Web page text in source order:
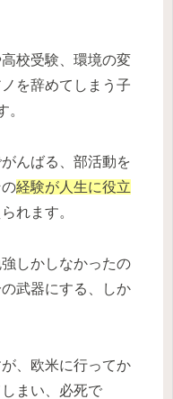
校受験、環境の変
を辞めてしまう子
。
んばる、部活動を
経験が人生に役立
れます。
しかしなかったの
武器にする、しか
、欧米に行ってか
まい、必死で